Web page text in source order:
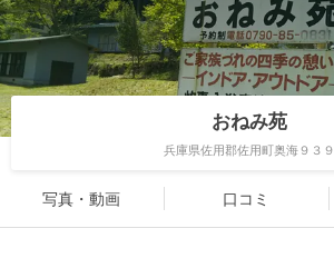
おねみ苑
兵庫県佐用郡佐用町奥海９３９
写真・動画 口コミ